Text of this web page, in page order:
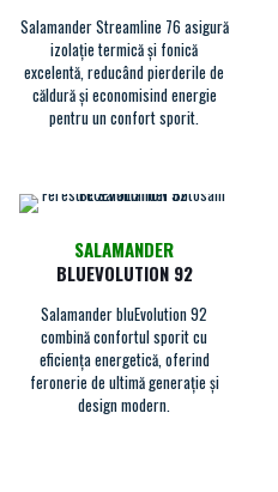
Salamander Streamline 76 asigură
izolație termică și fonică
excelentă, reducând pierderile de
căldură și economisind energie
pentru un confort sporit.
SALAMANDER
BLUEVOLUTION 92
Salamander bluEvolution 92
combină confortul sporit cu
eficiența energetică, oferind
feronerie de ultimă generație și
design modern.